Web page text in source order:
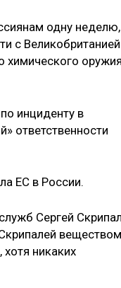
одну неделю,
с
химического
инциденту в
ответственности
ЕС в России.
Сергей
веществом
никаких